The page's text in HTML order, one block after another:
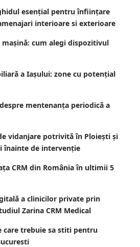
esențial pentru înființare
interioare si exterioare
mașină: cum alegi dispozitivul
a Iașului: zone cu potențial
mentenanța periodică a
vidanjare potrivită în Ploiești și
înainte de intervenție
CRM din România în ultimii 5
a clinicilor private prin
Zarina CRM Medical
care trebuie sa stiti pentru